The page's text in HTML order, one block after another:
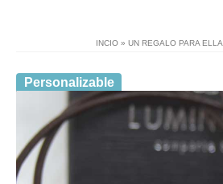
INCIO » UN REGALO PARA ELLA
Personalizable